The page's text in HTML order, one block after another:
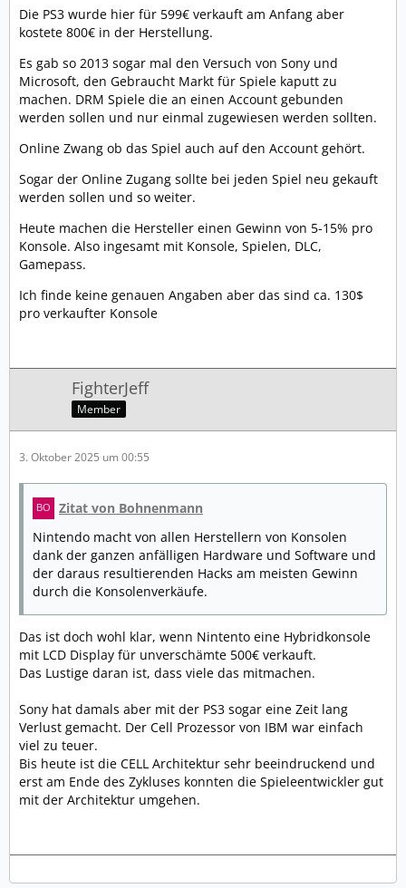
Die PS3 wurde hier für 599€ verkauft am Anfang aber
kostete 800€ in der Herstellung.
Es gab so 2013 sogar mal den Versuch von Sony und
Microsoft, den Gebraucht Markt für Spiele kaputt zu
machen. DRM Spiele die an einen Account gebunden
werden sollen und nur einmal zugewiesen werden sollten.
Online Zwang ob das Spiel auch auf den Account gehört.
Sogar der Online Zugang sollte bei jeden Spiel neu gekauft
werden sollen und so weiter.
Heute machen die Hersteller einen Gewinn von 5-15% pro
Konsole. Also ingesamt mit Konsole, Spielen, DLC,
Gamepass.
Ich finde keine genauen Angaben aber das sind ca. 130$
pro verkaufter Konsole
FighterJeff
Member
3. Oktober 2025 um 00:55
Zitat von Bohnenmann
Nintendo macht von allen Herstellern von Konsolen
dank der ganzen anfälligen Hardware und Software und
der daraus resultierenden Hacks am meisten Gewinn
durch die Konsolenverkäufe.
Das ist doch wohl klar, wenn Nintento eine Hybridkonsole
mit LCD Display für unverschämte 500€ verkauft.
Das Lustige daran ist, dass viele das mitmachen.
Sony hat damals aber mit der PS3 sogar eine Zeit lang
Verlust gemacht. Der Cell Prozessor von IBM war einfach
viel zu teuer.
Bis heute ist die CELL Architektur sehr beeindruckend und
erst am Ende des Zykluses konnten die Spieleentwickler gut
mit der Architektur umgehen.